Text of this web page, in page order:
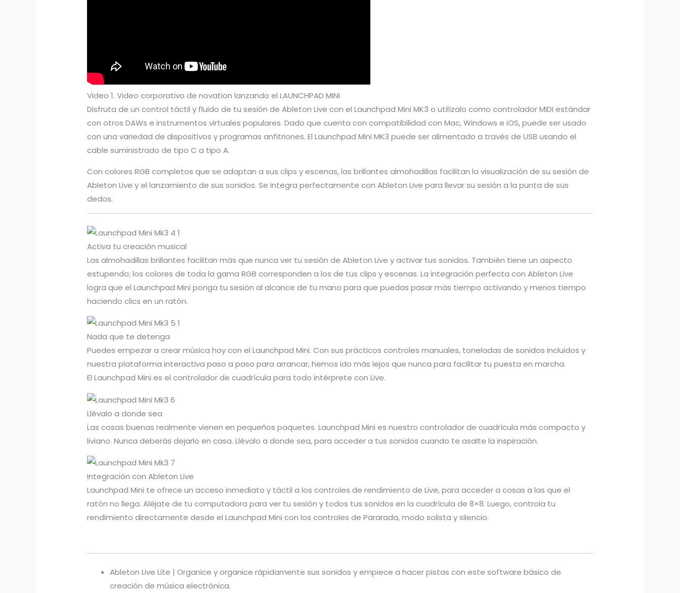
Video 1. Video corporativo de novation lanzando el LAUNCHPAD MINI
Disfruta de un control táctil y fluido de tu sesión de Ableton Live con el Launchpad Mini MK3 o utilízalo como controlador MIDI estándar
con otros DAWs e instrumentos virtuales populares. Dado que cuenta con compatibilidad con Mac, Windows e iOS, puede ser usado
con una variedad de dispositivos y programas anfitriones. El Launchpad Mini MK3 puede ser alimentado a través de USB usando el
cable suministrado de tipo C a tipo A.
Con colores RGB completos que se adaptan a sus clips y escenas, las brillantes almohadillas facilitan la visualización de su sesión de
Ableton Live y el lanzamiento de sus sonidos. Se integra perfectamente con Ableton Live para llevar su sesión a la punta de sus
dedos.
Activa tu creación musical
Las almohadillas brillantes facilitan más que nunca ver tu sesión de Ableton Live y activar tus sonidos. También tiene un aspecto
estupendo; los colores de toda la gama RGB corresponden a los de tus clips y escenas. La integración perfecta con Ableton Live
logra que el Launchpad Mini ponga tu sesión al alcance de tu mano para que puedas pasar más tiempo activando y menos tiempo
haciendo clics en un ratón.
Nada que te detenga
Puedes empezar a crear música hoy con el Launchpad Mini. Con sus prácticos controles manuales, toneladas de sonidos incluidos y
nuestra plataforma interactiva paso a paso para arrancar, hemos ido más lejos que nunca para facilitar tu puesta en marcha.
El Launchpad Mini es el controlador de cuadrícula para todo intérprete con Live.
Llévalo a donde sea
Las cosas buenas realmente vienen en pequeños paquetes. Launchpad Mini es nuestro controlador de cuadrícula más compacto y
liviano. Nunca deberás dejarlo en casa. Llévalo a donde sea, para acceder a tus sonidos cuando te asalte la inspiración.
Integración con Ableton Live
Launchpad Mini te ofrece un acceso inmediato y táctil a los controles de rendimiento de Live, para acceder a cosas a las que el
ratón no llega. Aléjate de tu computadora para ver tu sesión y todos tus sonidos en la cuadrícula de 8×8. Luego, controla tu
rendimiento directamente desde el Launchpad Mini con los controles de Pararada, modo solista y silencio.
Ableton Live Lite | Organice y organice rápidamente sus sonidos y empiece a hacer pistas con este software básico de
creación de música electrónica.